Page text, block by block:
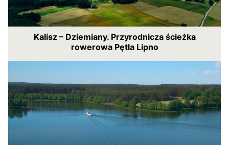
Kalisz – Dziemiany. Przyrodnicza ścieżka
rowerowa Pętla Lipno